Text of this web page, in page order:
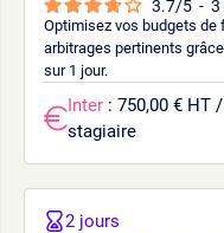
3.7/5 - 3
Optimisez vos budgets
arbitrages pertinents
sur 1 jour.
Inter : 750,00 € HT /
stagiaire
2 jours